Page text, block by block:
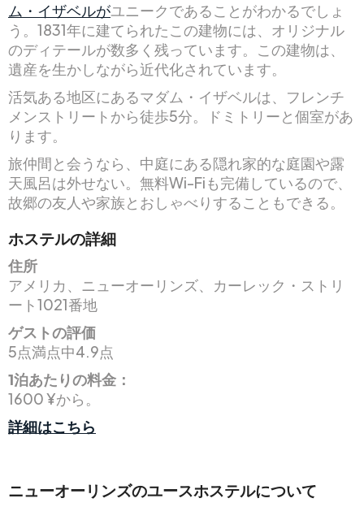
ム・イザベルがユニークであることがわかるでしょ
う。1831年に建てられたこの建物には、オリジナル
のディテールが数多く残っています。この建物は、
遺産を生かしながら近代化されています。
活気ある地区にあるマダム・イザベルは、フレンチ
メンストリートから徒歩5分。ドミトリーと個室があ
ります。
旅仲間と会うなら、中庭にある隠れ家的な庭園や露
天風呂は外せない。無料Wi-Fiも完備しているので、
故郷の友人や家族とおしゃべりすることもできる。
ホステルの詳細
住所
アメリカ、ニューオーリンズ、カーレック・ストリ
ート1021番地
ゲストの評価
5点満点中4.9点
1泊あたりの料金：
1600 ¥から。
詳細はこちら
ニューオーリンズのユースホステルについて